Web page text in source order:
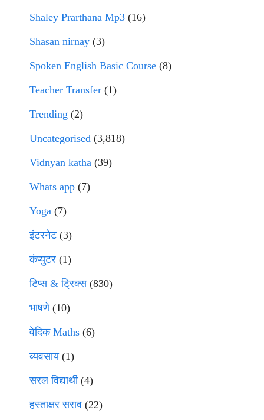
Shaley Prarthana Mp3 (16)
Shasan nirnay (3)
Spoken English Basic Course (8)
Teacher Transfer (1)
Trending (2)
Uncategorised (3,818)
Vidnyan katha (39)
Whats app (7)
Yoga (7)
इंटरनेट(3)
कंप्युटर (1)
टिप्स & ट्रिक्स(830)
भाषणे(10)
वेदिक Maths (6)
व्यवसाय(1)
सरल विद्यार्थी(4)
हस्ताक्षर सराव (22)